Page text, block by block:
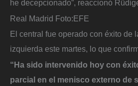
he decepcionado”, reaccionó
Real Madrid Foto:EFE
El central fue operado con éxito de
izquierda este martes, lo que
“Ha sido intervenido hoy con
parcial en el menisco externo de